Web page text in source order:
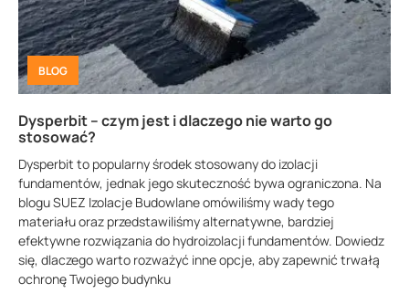
BLOG
Dysperbit – czym jest i dlaczego nie warto go
stosować?
Dysperbit to popularny środek stosowany do izolacji
fundamentów, jednak jego skuteczność bywa ograniczona. Na
blogu SUEZ Izolacje Budowlane omówiliśmy wady tego
materiału oraz przedstawiliśmy alternatywne, bardziej
efektywne rozwiązania do hydroizolacji fundamentów. Dowiedz
się, dlaczego warto rozważyć inne opcje, aby zapewnić trwałą
ochronę Twojego budynku